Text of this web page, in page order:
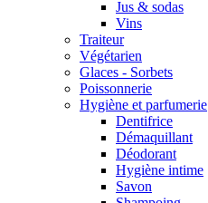
Jus & sodas
Vins
Traiteur
Végétarien
Glaces - Sorbets
Poissonnerie
Hygiène et parfumerie
Dentifrice
Démaquillant
Déodorant
Hygiène intime
Savon